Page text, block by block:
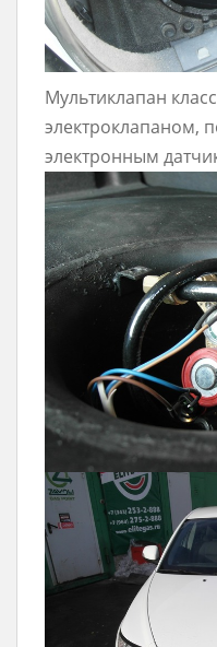
Мультиклапан
электроклапаном,
электронным